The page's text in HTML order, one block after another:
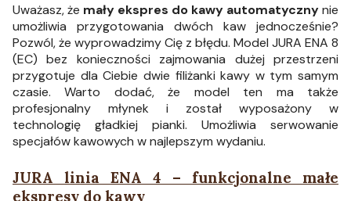
Uważasz, że mały ekspres do kawy automatycznynie
umożliwia przygotowania dwóch kaw jednocześnie?
Pozwól, że wyprowadzimy Cię z błędu. Model JURA ENA 8
(EC) bez konieczności zajmowania dużej przestrzeni
przygotuje dla Ciebie dwie filiżanki kawy w tym samym
czasie. Warto dodać, że model ten ma także
profesjonalny młynek i został wyposażony w
technologię gładkiej pianki. Umożliwia serwowanie
specjałów kawowych w najlepszym wydaniu.
JURA linia ENA 4 – funkcjonalne małe
ekspresy do kawy